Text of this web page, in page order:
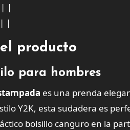
| |
|
producto
para hombres
es una prenda
Y2K, esta sudadera es
bolsillo canguro en la